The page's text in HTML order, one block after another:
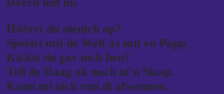
Höörst du nienich op?
Speelst mit de Welt as mit en Popp.
Kickst du gor nich hen?
Tell de Daag ok noch in’n Slaap.
Kann mi nich vun di afwennen.